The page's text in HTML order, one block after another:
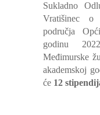
Sukladno
Vratišinec o
područja
godinu
Međimurske
akademskoj
će 12